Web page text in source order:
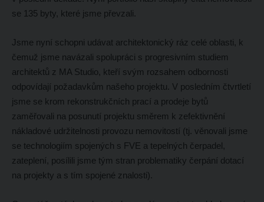
se 135 byty, které jsme převzali.
Jsme nyní schopni udávat architektonický ráz celé oblasti, k
čemuž jsme navázali spolupráci s progresivním studiem
architektů z MA Studio, kteří svým rozsahem odbornosti
odpovídají požadavkům našeho projektu. V posledním čtvrtletí
jsme se krom rekonstrukčních prací a prodeje bytů
zaměřovali na posunutí projektu směrem k zefektivnění
nákladové udržitelnosti provozu nemovitostí (tj. věnovali jsme
se technologiím spojených s FVE a tepelných čerpadel,
zateplení, posílili jsme tým stran problematiky čerpání dotací
na projekty a s tím spojené znalosti).